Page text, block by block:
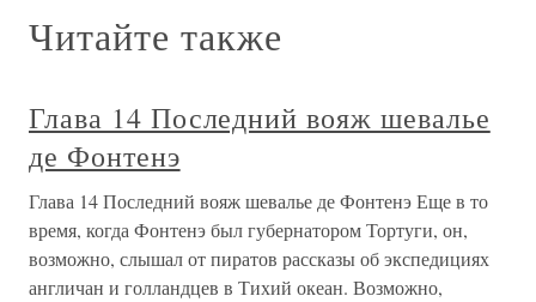
Читайте также
Глава 14 Последний вояж шевалье
де Фонтенэ
Глава 14 Последний вояж шевалье де Фонтенэ Еще в то
время, когда Фонтенэ был губернатором Тортуги, он,
возможно, слышал от пиратов рассказы об экспедициях
англичан и голландцев в Тихий океан. Возможно,